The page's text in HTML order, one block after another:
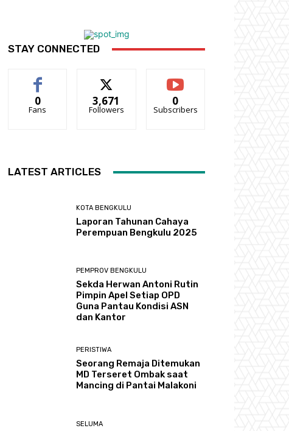
STAY CONNECTED
0
Fans
3,671
Followers
0
Subscribers
LATEST ARTICLES
KOTA BENGKULU
Laporan Tahunan Cahaya
Perempuan Bengkulu 2025
PEMPROV BENGKULU
Sekda Herwan Antoni Rutin
Pimpin Apel Setiap OPD
Guna Pantau Kondisi ASN
dan Kantor
PERISTIWA
Seorang Remaja Ditemukan
MD Terseret Ombak saat
Mancing di Pantai Malakoni
SELUMA